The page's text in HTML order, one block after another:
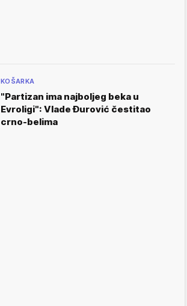
KOŠARKA
"Partizan ima najboljeg beka u
Evroligi": Vlade Đurović čestitao
crno-belima